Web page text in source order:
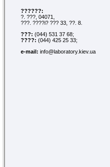
??????:
?. ???, 04071,
???. ????i? ??? 33, ??. 8.
???: (044) 531 37 68;
????: (044) 425 25 33;
e-mail: info@laboratory.kiev.ua